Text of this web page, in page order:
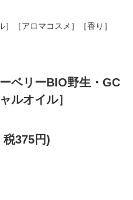
］［アロマコスメ］［香り］
ベリーBIO野生・GC
ルオイル］
375円)